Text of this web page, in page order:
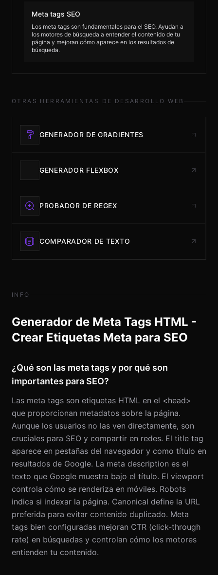
Meta tags SEO
Los meta tags son fundamentales para el SEO. Ayudan a
los motores de búsqueda a entender el contenido de tu
página y mejoran cómo aparece en los resultados de
búsqueda.
OTRAS HERRAMIENTAS DE DESARROLLO WEB
GENERADOR DE GRADIENTES
GENERADOR FLEXBOX
PROBADOR DE REGEX
COMPARADOR DE TEXTO
INFO
Generador de Meta Tags HTML -
Crear Etiquetas Meta para SEO
¿Qué son las meta tags y por qué son
importantes para SEO?
Las meta tags son etiquetas HTML en el <head>
que proporcionan metadatos sobre la página.
Aunque los usuarios no las ven directamente, son
cruciales para SEO y compartir en redes. El title tag
aparece en pestañas del navegador y como título en
resultados de Google. La meta description es el
texto que Google muestra bajo el título. El viewport
controla cómo se renderiza en móviles. Robots
indica si indexar la página. Canonical define la URL
preferida para evitar contenido duplicado. Meta
tags bien configuradas mejoran CTR (click-through
rate) en búsquedas y controlan cómo los motores
entienden tu contenido.